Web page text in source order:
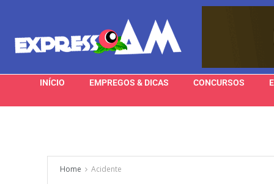
INÍCIO EMPREGOS & DICAS CONCURSOS
Home Acidente